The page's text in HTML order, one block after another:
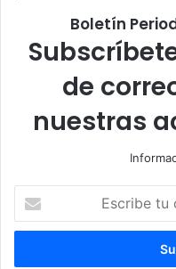
Boletín
de
nuestras
correo